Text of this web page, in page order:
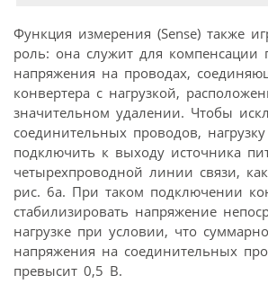
Функция измерения (Sense) также
роль: она служит для компенсации
напряжения на проводах,
конвертера с нагрузкой,
значительном удалении. Чтобы
соединительных проводов, нагрузку
подключить к выходу источника
четырехпроводной линии связи,
рис. 6а. При таком подключении
стабилизировать напряжение
нагрузке при условии, что
напряжения на соединительных
превысит 0,5 В.